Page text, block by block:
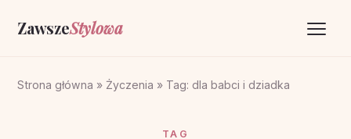
ZawszeStylowa
Strona główna » Życzenia » Tag: dla babci i dziadka
TAG